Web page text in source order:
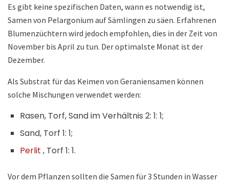
Es gibt keine spezifischen Daten, wann es notwendig ist,
Samen von Pelargonium auf Sämlingen zu säen. Erfahrenen
Blumenzüchtern wird jedoch empfohlen, dies in der Zeit von
November bis April zu tun. Der optimalste Monat ist der
Dezember.
Als Substrat für das Keimen von Geraniensamen können
solche Mischungen verwendet werden:
Rasen, Torf, Sand im Verhältnis 2: 1: 1;
Sand, Torf 1: 1;
Perlit , Torf 1: 1.
Vor dem Pflanzen sollten die Samen für 3 Stunden in Wasser